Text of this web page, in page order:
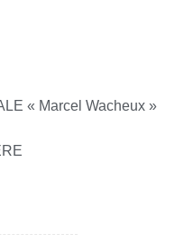
« Marcel Wacheux »